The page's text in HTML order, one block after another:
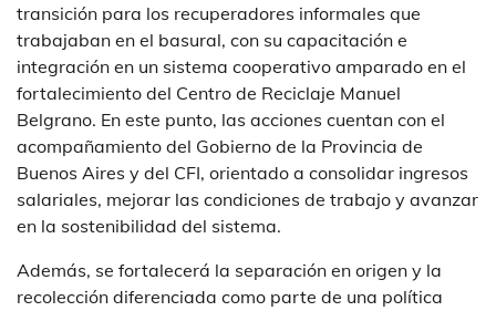
transición para los recuperadores informales que
trabajaban en el basural, con su capacitación e
integración en un sistema cooperativo amparado en el
fortalecimiento del Centro de Reciclaje Manuel
Belgrano. En este punto, las acciones cuentan con el
acompañamiento del Gobierno de la Provincia de
Buenos Aires y del CFI, orientado a consolidar ingresos
salariales, mejorar las condiciones de trabajo y avanzar
en la sostenibilidad del sistema.
Además, se fortalecerá la separación en origen y la
recolección diferenciada como parte de una política